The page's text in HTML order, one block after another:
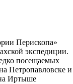
Перископа»
экспедиции.
посещаемых
Петропавловске и
Иртыше